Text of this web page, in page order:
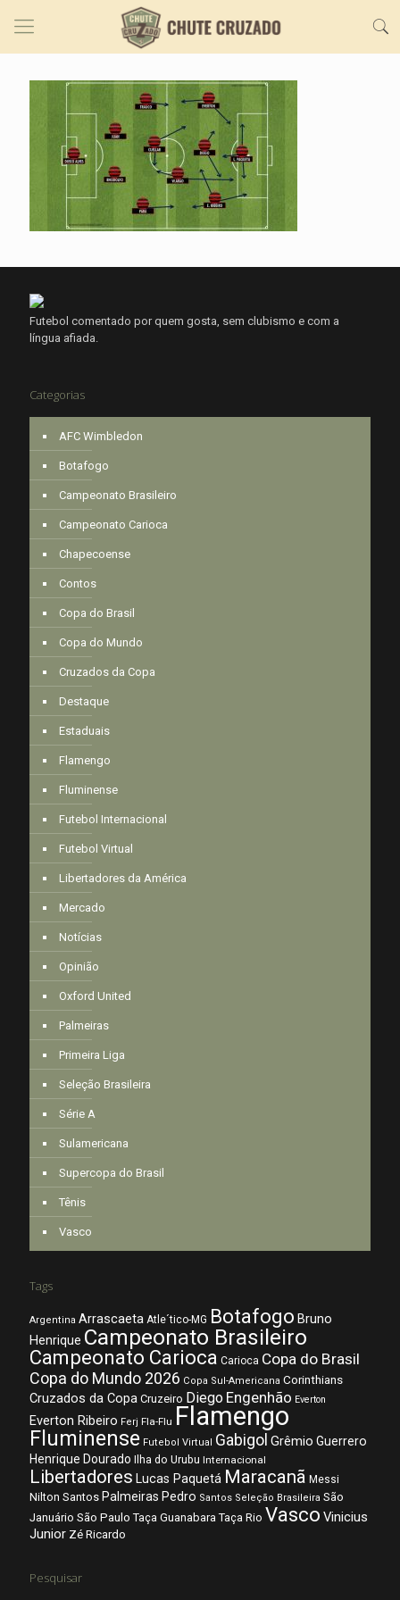
Futebol comentado por quem gosta, sem clubismo e com a
língua afiada.
Categorias
AFC Wimbledon
Botafogo
Campeonato Brasileiro
Campeonato Carioca
Chapecoense
Contos
Copa do Brasil
Copa do Mundo
Cruzados da Copa
Destaque
Estaduais
Flamengo
Fluminense
Futebol Internacional
Futebol Virtual
Libertadores da América
Mercado
Notícias
Opinião
Oxford United
Palmeiras
Primeira Liga
Seleção Brasileira
Série A
Sulamericana
Supercopa do Brasil
Tênis
Vasco
Tags
Argentina Arrascaeta Atle´tico-MG Botafogo Bruno
Henrique Campeonato Brasileiro
Campeonato Carioca Carioca Copa do Brasil
Copa do Mundo 2026 Copa Sul-Americana Corinthians
Cruzados da Copa Cruzeiro Diego Engenhão Everton
Everton Ribeiro Ferj Fla-Flu Flamengo
Fluminense Futebol Virtual Gabigol Grêmio Guerrero
Henrique Dourado Ilha do Urubu Internacional
Libertadores Lucas Paquetá Maracanã Messi
Nilton Santos Palmeiras Pedro Santos Seleção Brasileira São
Januário São Paulo Taça Guanabara Taça Rio Vasco Vinicius
Junior Zé Ricardo
Pesquisar